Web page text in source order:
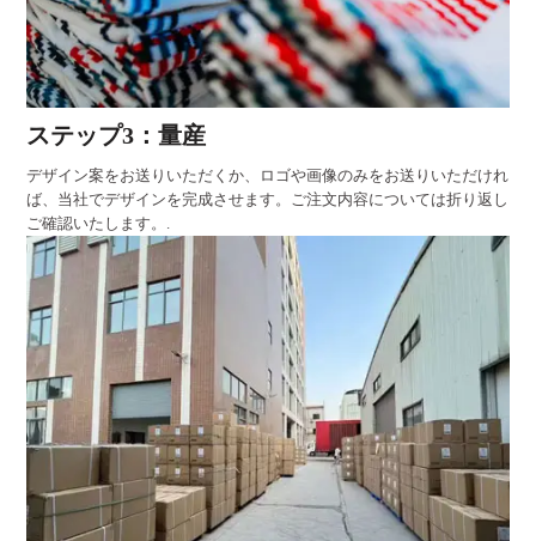
ステップ3：量産
デザイン案をお送りいただくか、ロゴや画像のみをお送りいただけれ
ば、当社でデザインを完成させます。ご注文内容については折り返し
ご確認いたします。.